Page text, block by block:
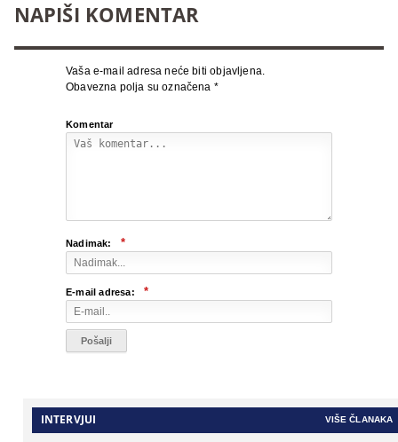
NAPIŠI KOMENTAR
Vaša e-mail adresa neće biti objavljena.
Obavezna polja su označena *
Komentar
Nadimak: *
E-mail adresa: *
INTERVJUI VIŠE ČLANAKA